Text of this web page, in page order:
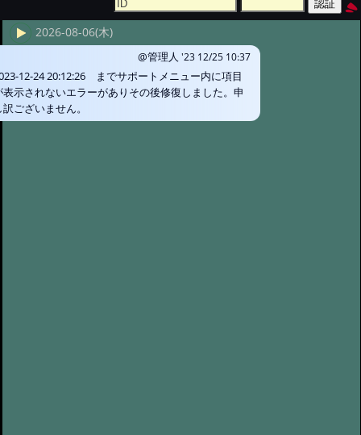
2026-08-06(木)
@管理人 '23 12/25 10:37
12-24 20:12:26 までサポートメニュー内に項目
表示されないエラーがありその後修復しました。申
訳ございません。